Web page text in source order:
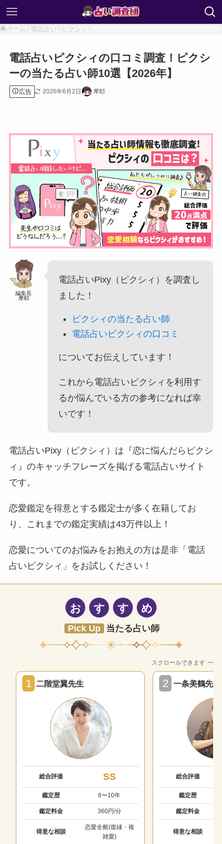
ホーム 電話占い ピクシィ
電話占いピクシィの口コミ調査！ピクシ
ーの当たる占い師10選【2026年】
広告 2026年6月2日 摩耶
編集長
摩耶
電話占いPixy（ピクシィ）を調査し
ました！
ピクシィの当たる占い師
電話占いピクシィの口コミ
についてお伝えしています！
これから電話占いピクシィを利用す
るか悩んでいる方の参考になれば幸
いです！
電話占いPixy（ピクシィ）は『恋に悩んだらピクシ
ィ』のキャッチフレーズを掲げる電話占いサイト
です。
恋愛鑑定を得意とする鑑定士が多く在籍してお
り、これまでの鑑定実績は43万件以上！
恋愛についてのお悩みをお抱えの方は是非「電話
占いピクシィ」をお試しください！
お す す め
Pick Up 当たる占い師
スクロールできます
1 二階堂翼先生
総合評価 SS
鑑定歴 6〜10年
鑑定料金 360円/分
得意な相談
恋愛全般(復縁・複
雑愛)
2 一条美鶴先生
総合評価
鑑定歴
鑑定料金
得意な相談